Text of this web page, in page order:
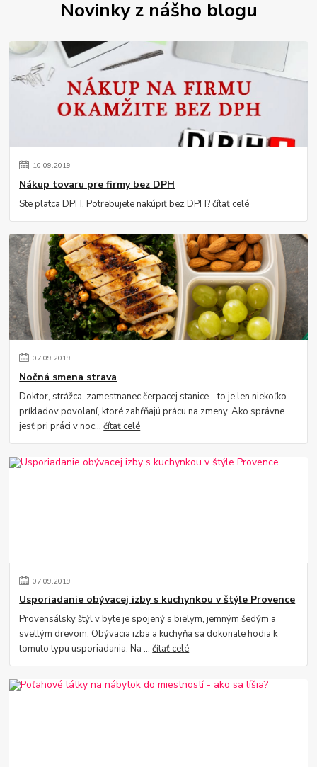
Novinky z nášho blogu
10.09.2019
Nákup tovaru pre firmy bez DPH
Ste platca DPH. Potrebujete nakúpiť bez DPH?čítať celé
07.09.2019
Nočná smena strava
Doktor, strážca, zamestnanec čerpacej stanice - to je len niekoľko
príkladov povolaní, ktoré zahŕňajú prácu na zmeny. Ako správne
jesť pri práci v noc...čítať celé
07.09.2019
Usporiadanie obývacej izby s kuchynkou v štýle Provence
Provensálsky štýl v byte je spojený s bielym, jemným šedým a
svetlým drevom. Obývacia izba a kuchyňa sa dokonale hodia k
tomuto typu usporiadania. Na ...čítať celé